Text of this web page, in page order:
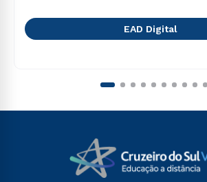
EAD Digital